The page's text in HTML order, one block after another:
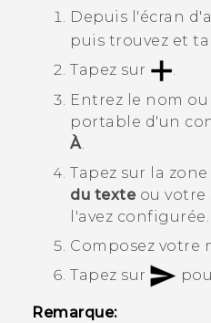
Appareils HTC &
Achat & Règlement
Depuis l'écran d'
puis trouvez et
Tapez sur
Entrez le nom
portable d'un
À.
Tapez sur la
du texteou votre
l'avez configurée.
Composez votre
Tapez sur
Remarque: